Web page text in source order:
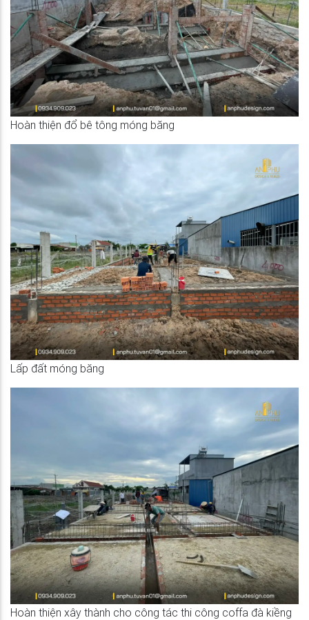
Hoàn thiện đổ bê tông móng băng
Lấp đất móng băng
Hoàn thiện xây thành cho công tác thi công coffa đà kiềng